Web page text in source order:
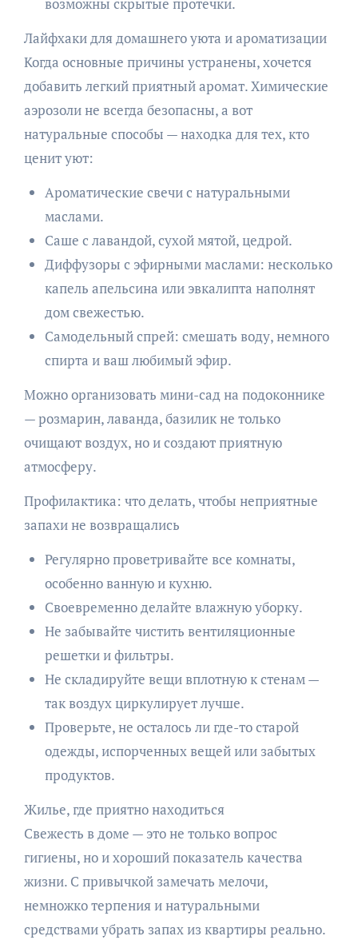
Лайфхаки для домашнего уюта и ароматизации
Когда основные причины устранены, хочется
добавить легкий приятный аромат. Химические
аэрозоли не всегда безопасны, а вот
натуральные способы — находка для тех, кто
ценит уют:
Ароматические свечи с натуральными
маслами.
Саше с лавандой, сухой мятой, цедрой.
Диффузоры с эфирными маслами: несколько
капель апельсина или эвкалипта наполнят
дом свежестью.
Самодельный спрей: смешать воду, немного
спирта и ваш любимый эфир.
Можно организовать мини-сад на подоконнике
— розмарин, лаванда, базилик не только
очищают воздух, но и создают приятную
атмосферу.
Профилактика: что делать, чтобы неприятные
запахи не возвращались
Регулярно проветривайте все комнаты,
особенно ванную и кухню.
Своевременно делайте влажную уборку.
Не забывайте чистить вентиляционные
решетки и фильтры.
Не складируйте вещи вплотную к стенам —
так воздух циркулирует лучше.
Проверьте, не осталось ли где-то старой
одежды, испорченных вещей или забытых
продуктов.
Жилье, где приятно находиться
Свежесть в доме — это не только вопрос
гигиены, но и хороший показатель качества
жизни. С привычкой замечать мелочи,
немножко терпения и натуральными
средствами убрать запах из квартиры реально.